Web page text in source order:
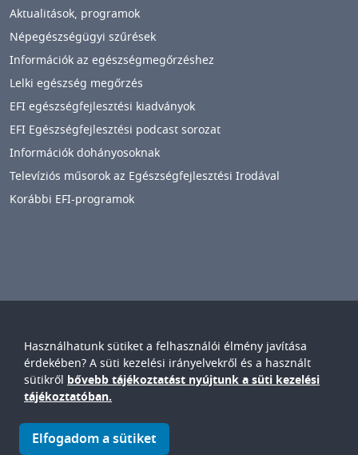
Használhatunk sütiket a felhasználói élmény javítása
érdekében? A süti kezelési irányelvekről és a használt
sütikről bővebb tájékoztatást nyújtunk a süti kezelési
tájékoztatóban.
Elfogadom a sütiket
IMAGE
Aktualitások, programok
Népegészségügyi szűrések
Információk az egészségmegőrzéshez
Lelki egészség megőrzés
EFI egészségfejlesztési kiadványok
EFI Egészségfejlesztési podcast sorozat
Információk dohányosoknak
Televíziós műsorok az Egészségfejlesztési Irodával
Korábbi EFI-programok
Győr-Moson-Sopron Vármegyei
Petz Aladár
Egyetemi Oktató Kórház
© Győr-Moson-Sopron Vármegyei Petz Aladár Egyetemi Oktató
Kórház • 9024. Győr, Vasvári P. u. 2-4.